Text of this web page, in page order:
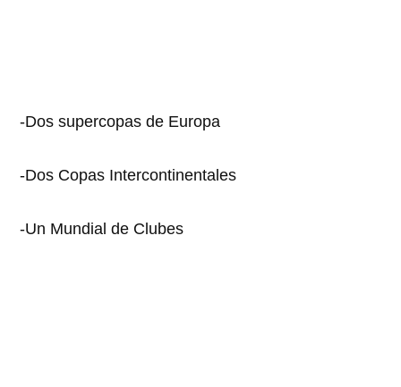
-Dos supercopas de Europa
-Dos Copas Intercontinentales
-Un Mundial de Clubes